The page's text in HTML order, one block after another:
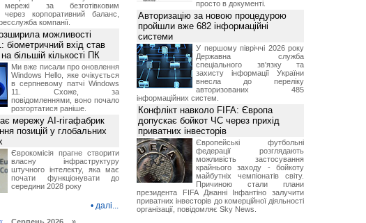
за безготівковим
через корпоративний баланс,
компанії.
можливості
біометричний вхід став
більшій кількості ПК
Ми вже писали про оновлення
Windows Hello, яке очікується
в серпневому патчі Windows
11. Схоже, за
повідомленнями, воно почало
розгортатися раніше.
мережу AI-гігафабрик
позицій у глобальних
Єврокомісія прагне створити
власну інфраструктуру
штучного інтелекту, яка має
почати функціонувати до
середини 2028 року
• далі...
просто в документі.
Авторизацію за новою процедурою
пройшли вже 682 інформаційні
системи
У першому півріччі 2026 року
Державна служба
спеціального зв'язку та
захисту інформації України
внесла до переліку
авторизованих 485
інформаційних систем.
Конфлікт навколо FIFA: Європа
допускає бойкот ЧС через прихід
приватних інвесторів
Європейські футбольні
федерації розглядають
можливість застосування
крайнього заходу - бойкоту
майбутніх чемпіонатів світу.
Причиною стали плани
президента FIFA Джанні Інфантіно залучити
приватних інвесторів до комерційної діяльності
організації, повідомляє Sky News.